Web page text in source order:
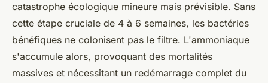
catastrophe écologique mineure mais prévisible. Sans
cette étape cruciale de 4 à 6 semaines, les bactéries
bénéfiques ne colonisent pas le filtre. L'ammoniaque
s'accumule alors, provoquant des mortalités
massives et nécessitant un redémarrage complet du